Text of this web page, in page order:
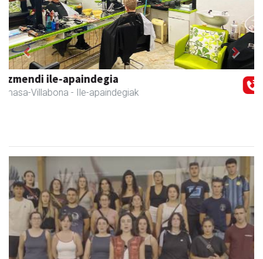
Sahatsa belar-denda eta dietetika zentrua
Amasa-Villabona - Belar-denda
Previous Next